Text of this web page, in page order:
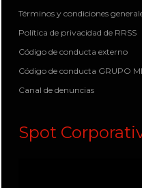
Términos y condiciones
Política de privacidad de RRSS
Código de conducta externo
Código de conducta GRUPO
Canal de denuncias
Spot